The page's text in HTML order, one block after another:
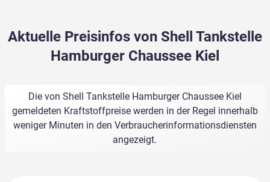
Aktuelle Preisinfos von Shell Tankstelle
Hamburger Chaussee Kiel
Die von Shell Tankstelle Hamburger Chaussee Kiel
gemeldeten Kraftstoffpreise werden in der Regel innerhalb
weniger Minuten in den Verbraucherinformationsdiensten
angezeigt.